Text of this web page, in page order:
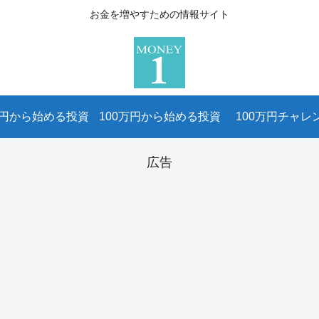
お金を増やすための情報サイト
から始める投資 100万円から始める投資 100万円チャレ
広告